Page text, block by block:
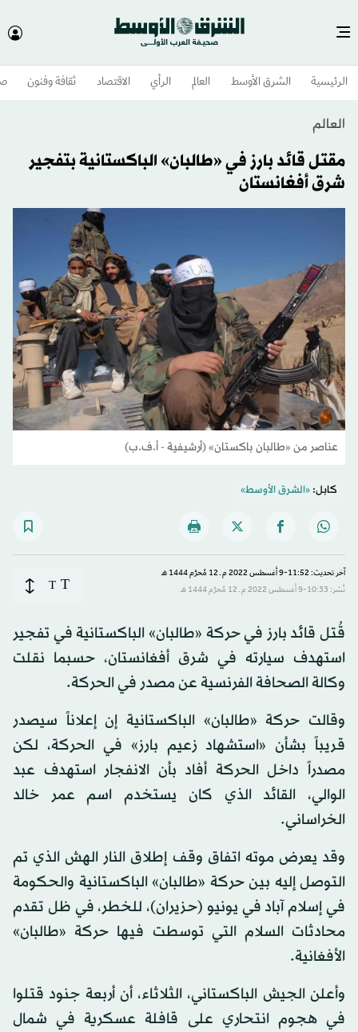
الرئيسية الشرق الأوسط​ العالم الرأي الاقتصاد ثقافة وفنون
العالم
مقتل قائد بارز في «طالبان» الباكستانية بتفجير
شرق أفغانستان
عناصر من «طالبان باكستان» (أرشيفية - أ.ف.ب)
كابل:«الشرق الأوسط»
آخر تحديث: 11:52-9 أغسطس 2022 م ـ 12 مُحرَّم 1444 هـ
نُشر: 10:33-9 أغسطس 2022 م ـ 12 مُحرَّم 1444 هـ
T
T
قُتل قائد بارز في حركة «طالبان» الباكستانية في تفجير
استهدف سيارته في شرق أفغانستان، حسبما نقلت
وكالة الصحافة الفرنسية عن مصدر في الحركة.
وقالت حركة «طالبان» الباكستانية إن إعلاناً سيصدر
قريباً بشأن «استشهاد زعيم بارز» في الحركة، لكن
مصدراً داخل الحركة أفاد بأن الانفجار استهدف عبد
الوالي، القائد الذي كان يستخدم اسم عمر خالد
الخراساني.
وقد يعرض موته اتفاق وقف إطلاق النار الهش الذي تم
التوصل إليه بين حركة «طالبان» الباكستانية والحكومة
في إسلام آباد في يونيو (حزيران)، للخطر، في ظل تقدم
محادثات السلام التي توسطت فيها حركة «طالبان»
الأفغانية.
وأعلن الجيش الباكستاني، الثلاثاء، أن أربعة جنود قتلوا
في هجوم انتحاري على قافلة عسكرية في شمال